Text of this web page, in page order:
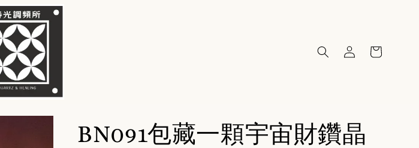
BN091包藏一顆宇宙財鑽晶